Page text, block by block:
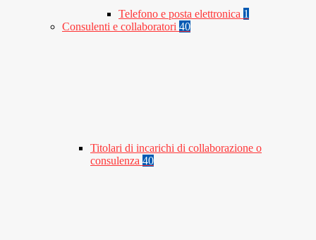
Telefono e posta elettronica 1
Consulenti e collaboratori 40
Titolari di incarichi di collaborazione o
consulenza 40